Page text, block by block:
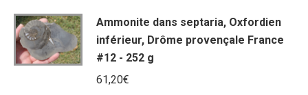
Ammonite dans septaria, Oxfordien
inférieur, Drôme provençale France
#12 - 252 g
61,20€